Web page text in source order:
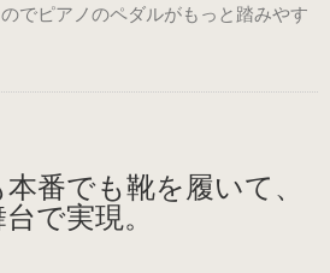
でピアノのペダルがもっと踏みやす
番でも靴を履いて、
で実現。